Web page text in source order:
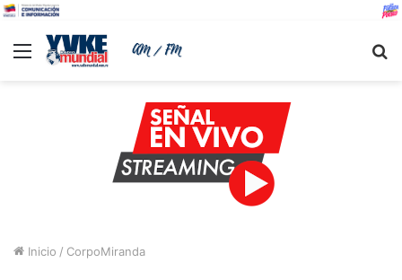
Menu
Inicio / CorpoMiranda